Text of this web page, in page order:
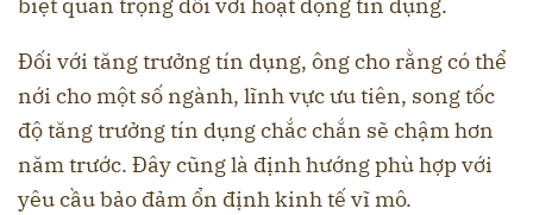
Đối với tăng trưởng tín dụng, ông cho rằng có thể
nới cho một số ngành, lĩnh vực ưu tiên, song tốc
độ tăng trưởng tín dụng chắc chắn sẽ chậm hơn
năm trước. Đây cũng là định hướng phù hợp với
yêu cầu bảo đảm ổn định kinh tế vĩ mô.